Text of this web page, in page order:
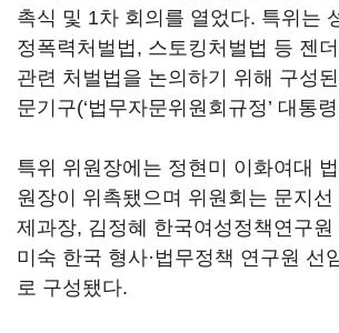
촉식 및 1차 회의를 열었다. 특위는
정폭력처벌법, 스토킹처벌법 등 젠
관련 처벌법을 논의하기 위해 구성
문기구(‘법무자문위원회규정’ 대통
특위 위원장에는 정현미 이화여대
원장이 위촉됐으며 위원회는 문지선
제과장, 김정혜 한국여성정책연구
미숙 한국 형사·법무정책 연구원 선
로 구성됐다.